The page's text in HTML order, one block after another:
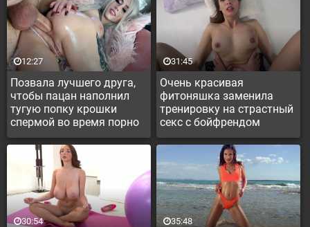
Позвала лучшего друга,
чтобы пацан наполнил
тугую попку крошки
спермой во время порно
трансляции
12:27
Очень красивая
фитоняшка заменила
тренировку на страстный
секс с бойфрендом
31:45
30:54 35:48